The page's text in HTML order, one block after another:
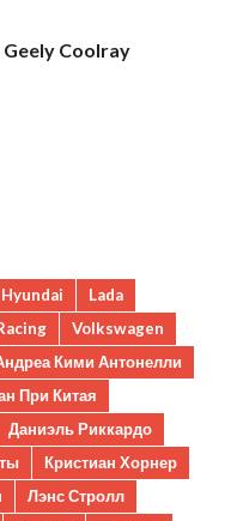
Coolray
Hyundai
Lada
Volkswagen
Кими Антонелли
При Китая
Даниэль Риккардо
Кристиан Хорнер
Лэнс Стролл